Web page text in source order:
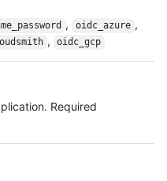
, oidc_azure ,
, oidc_gcp
Required